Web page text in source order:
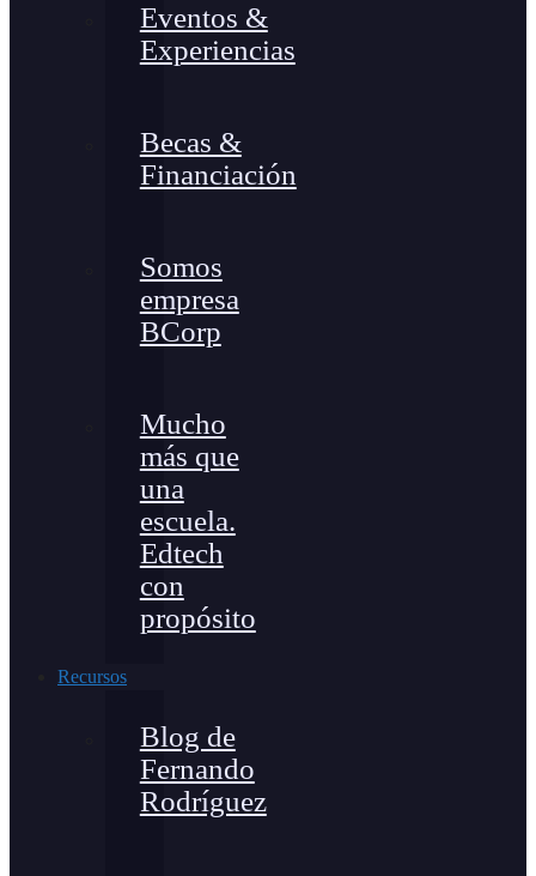
Eventos &
Experiencias
Becas &
Financiación
Somos
empresa
BCorp
Mucho
más que
una
escuela.
Edtech
con
propósito
Recursos
Blog de
Fernando
Rodríguez